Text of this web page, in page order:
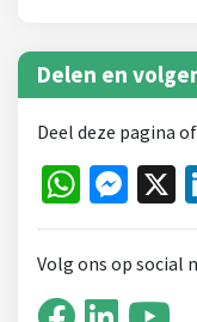
Delen en
Deel deze pagina
X
Volg ons op social